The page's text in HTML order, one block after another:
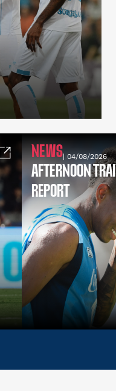
NEWS| 04/08/2026
AFTERNOON
REPORT